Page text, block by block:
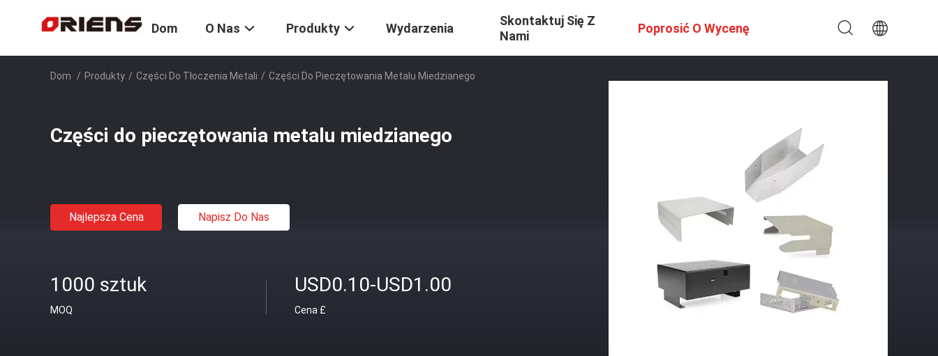
Dom O Nas Produkty Wydarzenia
Skontaktuj Się Z
Nami
Poprosić O Wycenę
Dom / Produkty / Części Do Tłoczenia Metali / Części Do Pieczętowania Metalu Miedzianego
Części do pieczętowania metalu miedzianego
Najlepsza Cena Napisz Do Nas
1000 sztuk
MOQ
USD0.10-USD1.00
Cena £